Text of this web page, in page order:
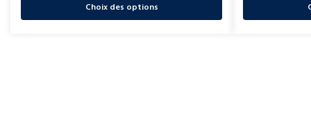
Choix des options